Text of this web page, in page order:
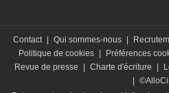
Contact Qui sommes-nous
Politique de cookies
Préférences
Revue de presse
Charte d'écriture